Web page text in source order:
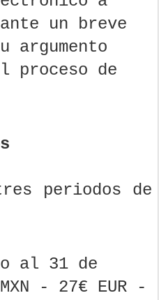
un breve
argumento
proceso de
periodos de
al 31 de
- 27€ EUR -